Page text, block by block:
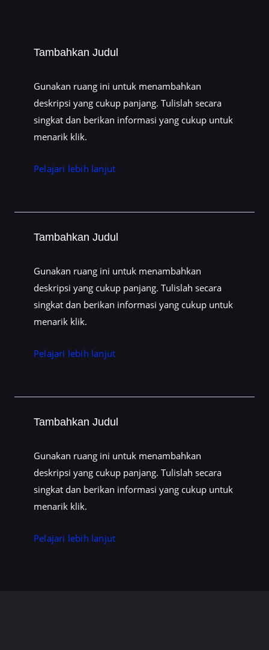
Tambahkan Judul
Gunakan ruang ini untuk menambahkan
deskripsi yang cukup panjang. Tulislah secara
singkat dan berikan informasi yang cukup untuk
menarik klik.
Pelajari lebih lanjut
Tambahkan Judul
Gunakan ruang ini untuk menambahkan
deskripsi yang cukup panjang. Tulislah secara
singkat dan berikan informasi yang cukup untuk
menarik klik.
Pelajari lebih lanjut
Tambahkan Judul
Gunakan ruang ini untuk menambahkan
deskripsi yang cukup panjang. Tulislah secara
singkat dan berikan informasi yang cukup untuk
menarik klik.
Pelajari lebih lanjut